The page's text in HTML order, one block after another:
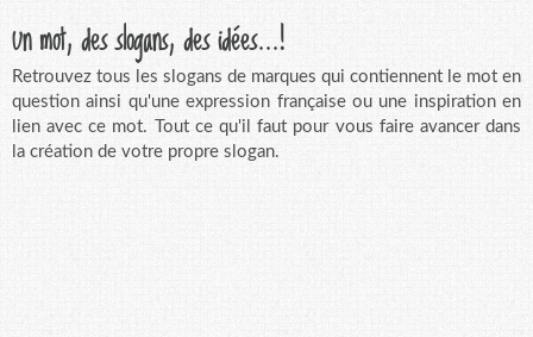
Un mot, des slogans, des idées...!
Retrouvez tous les slogans de marques qui contiennent le mot en
question ainsi qu'une expression française ou une inspiration en
lien avec ce mot. Tout ce qu'il faut pour vous faire avancer dans
la création de votre propre slogan.